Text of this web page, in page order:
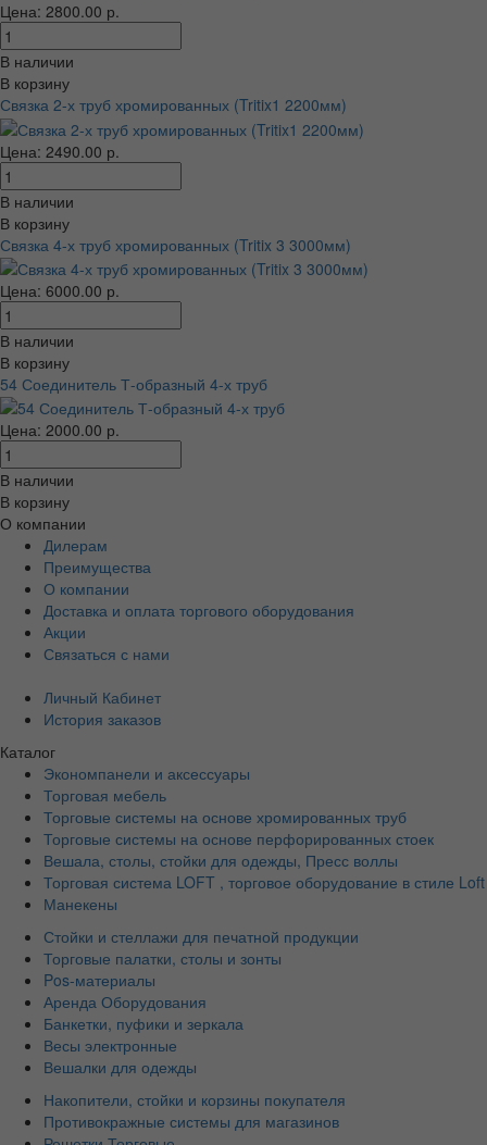
Цена: 2800.00 р.
В наличии
В корзину
Связка 2-х труб хромированных (Tritix1 2200мм)
Цена: 2490.00 р.
В наличии
В корзину
Связка 4-х труб хромированных (Tritix 3 3000мм)
Цена: 6000.00 р.
В наличии
В корзину
54 Соединитель Т-образный 4-х труб
Цена: 2000.00 р.
В наличии
В корзину
О компании
Дилерам
Преимущества
О компании
Доставка и оплата торгового оборудования
Акции
Связаться с нами
Личный Кабинет
История заказов
Каталог
Экономпанели и аксессуары
Торговая мебель
Торговые системы на основе хромированных труб
Торговые системы на основе перфорированных стоек
Вешала, столы, стойки для одежды, Пресс воллы
Торговая система LOFT , торговое оборудование в стиле Loft
Манекены
Стойки и стеллажи для печатной продукции
Торговые палатки, столы и зонты
Pos-материалы
Аренда Оборудования
Банкетки, пуфики и зеркала
Весы электронные
Вешалки для одежды
Накопители, стойки и корзины покупателя
Противокражные системы для магазинов